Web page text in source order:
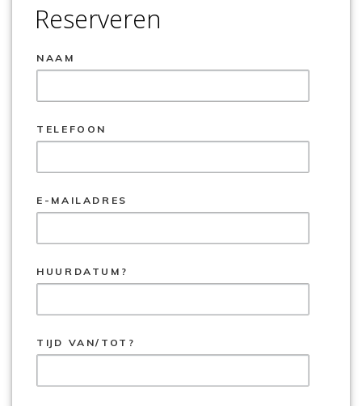
Reserveren
NAAM
TELEFOON
E-MAILADRES
HUURDATUM?
TIJD VAN/TOT?